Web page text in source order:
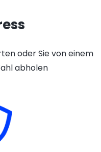
oder Sie von einem
abholen